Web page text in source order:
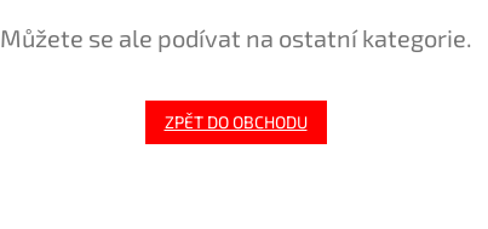
Můžete se ale podívat na ostatní kategorie.
ZPĚT DO OBCHODU